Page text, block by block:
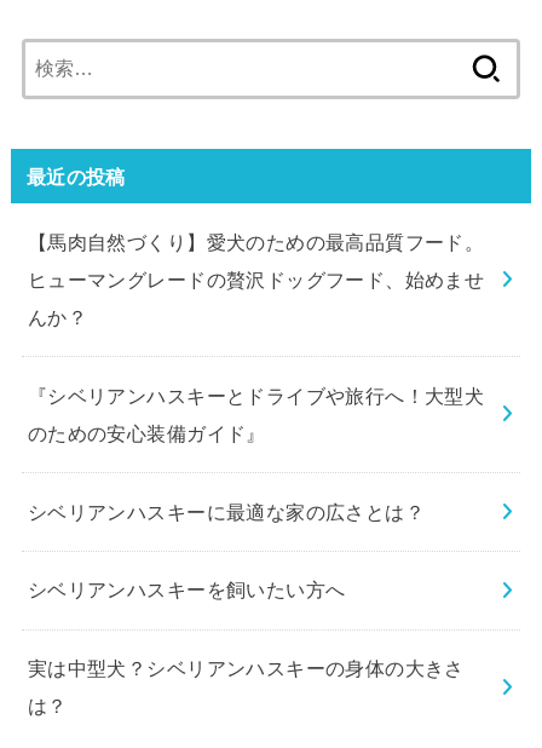
索:
最近の投稿
【馬肉自然づくり】愛犬のための最高品質フード。
ヒューマングレードの贅沢ドッグフード、始めませ
んか？
『シベリアンハスキーとドライブや旅行へ！大型犬
のための安心装備ガイド』
シベリアンハスキーに最適な家の広さとは？
シベリアンハスキーを飼いたい方へ
実は中型犬？シベリアンハスキーの身体の大きさ
は？